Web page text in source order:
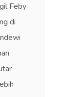
Feby
di